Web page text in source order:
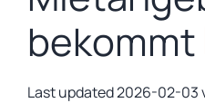
bekommt
2026-02-03